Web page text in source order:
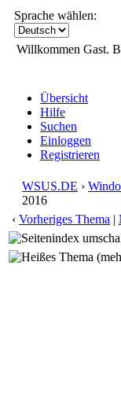
Sprache wählen:
Willkommen Gast.
Übersicht
Hilfe
Suchen
Einloggen
Registrieren
WSUS.DE ›
2016
‹ Vorheriges Thema |